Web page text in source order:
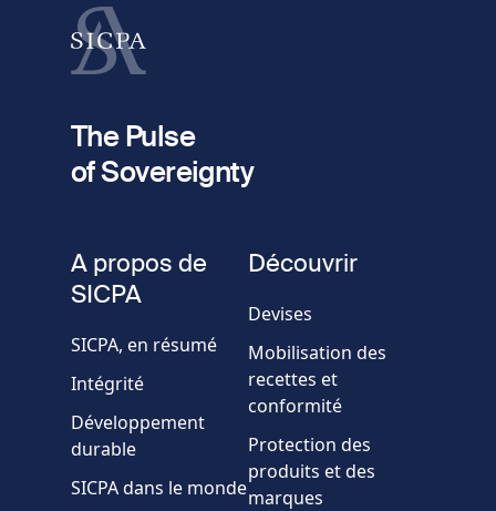
Nom
fieldset
téléphone
Société/Organisation
Pays
Message
The Pulse
of Sovereignty
A propos de
SICPA
SICPA, en résumé
Intégrité
Développement
durable
SICPA dans le monde
Découvrir
Devises
Mobilisation des
recettes et
conformité
Protection des
produits et des
marques